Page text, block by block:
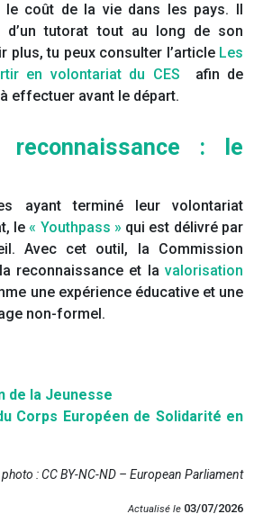
coût de la vie dans les pays. Il
d’un tutorat tout au long de son
plus, tu peux consulter l’article Les
en volontariat du CES afin de
effectuer avant le départ.
: le
ayant terminé leur volontariat
le« Youthpass » qui est délivré par
Avec cet outil, la Commission
reconnaissance et la valorisation
une expérience éducative et une
non-formel.
de la Jeunesse
Corps Européen de Solidarité en
: CC BY-NC-ND – European Parliament
Actualisé le 03/07/2026